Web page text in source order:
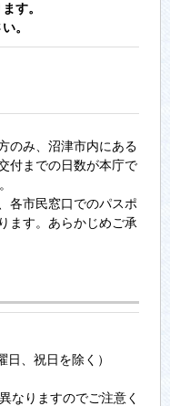
す。
。
のみ、沼津市内にある
付までの日数が本庁で
各市民窓口でのパスポ
ます。あらかじめご承
、祝日を除く）
なりますのでご注意く